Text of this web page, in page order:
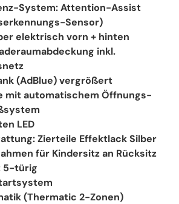
System: Attention-Assist
Sensor)
elektrisch vorn + hinten
inkl.
(AdBlue) vergrößert
mit automatischem Öffnungs-
LED
Zierteile Effektlack Silber
für Kindersitz an Rücksitz
5-türig
(Thermatic 2-Zonen)